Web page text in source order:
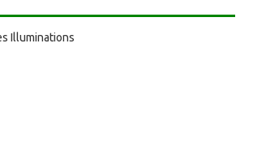
Illuminations